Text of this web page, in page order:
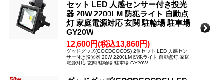
セット LED 人感センサー付き投光
器 20W 2200LM 防犯ライト 自動点
灯 家庭電源対応 玄関 駐輪場 駐車場
GY20W
12,600円(税込13,860円)
グッドグッズ(GOODGOODS) 2個セット LED 人感セン
サー付き投光器 20W 2200LM 防犯ライト 自動点灯 家庭
電源対応 玄関 駐輪場 駐車場 GY20W